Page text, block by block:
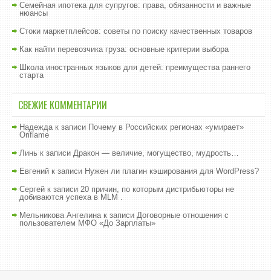
Семейная ипотека для супругов: права, обязанности и важные
нюансы
Стоки маркетплейсов: советы по поиску качественных товаров
Как найти перевозчика груза: основные критерии выбора
Школа иностранных языков для детей: преимущества раннего
старта
СВЕЖИЕ КОММЕНТАРИИ
Надеждак записи Почему в Российских регионах «умирает»
Oriflame
Линь к записи Дракон — величие, могущество, мудрость…
Евгений к записи Нужен ли плагин кэширования для WordPress?
Сергей к записи 20 причин, по которым дистрибьюторы не
добиваются успеха в MLM .
Мельникова Ангелинак записи Договорные отношения с
пользователем МФО «До Зарплаты»